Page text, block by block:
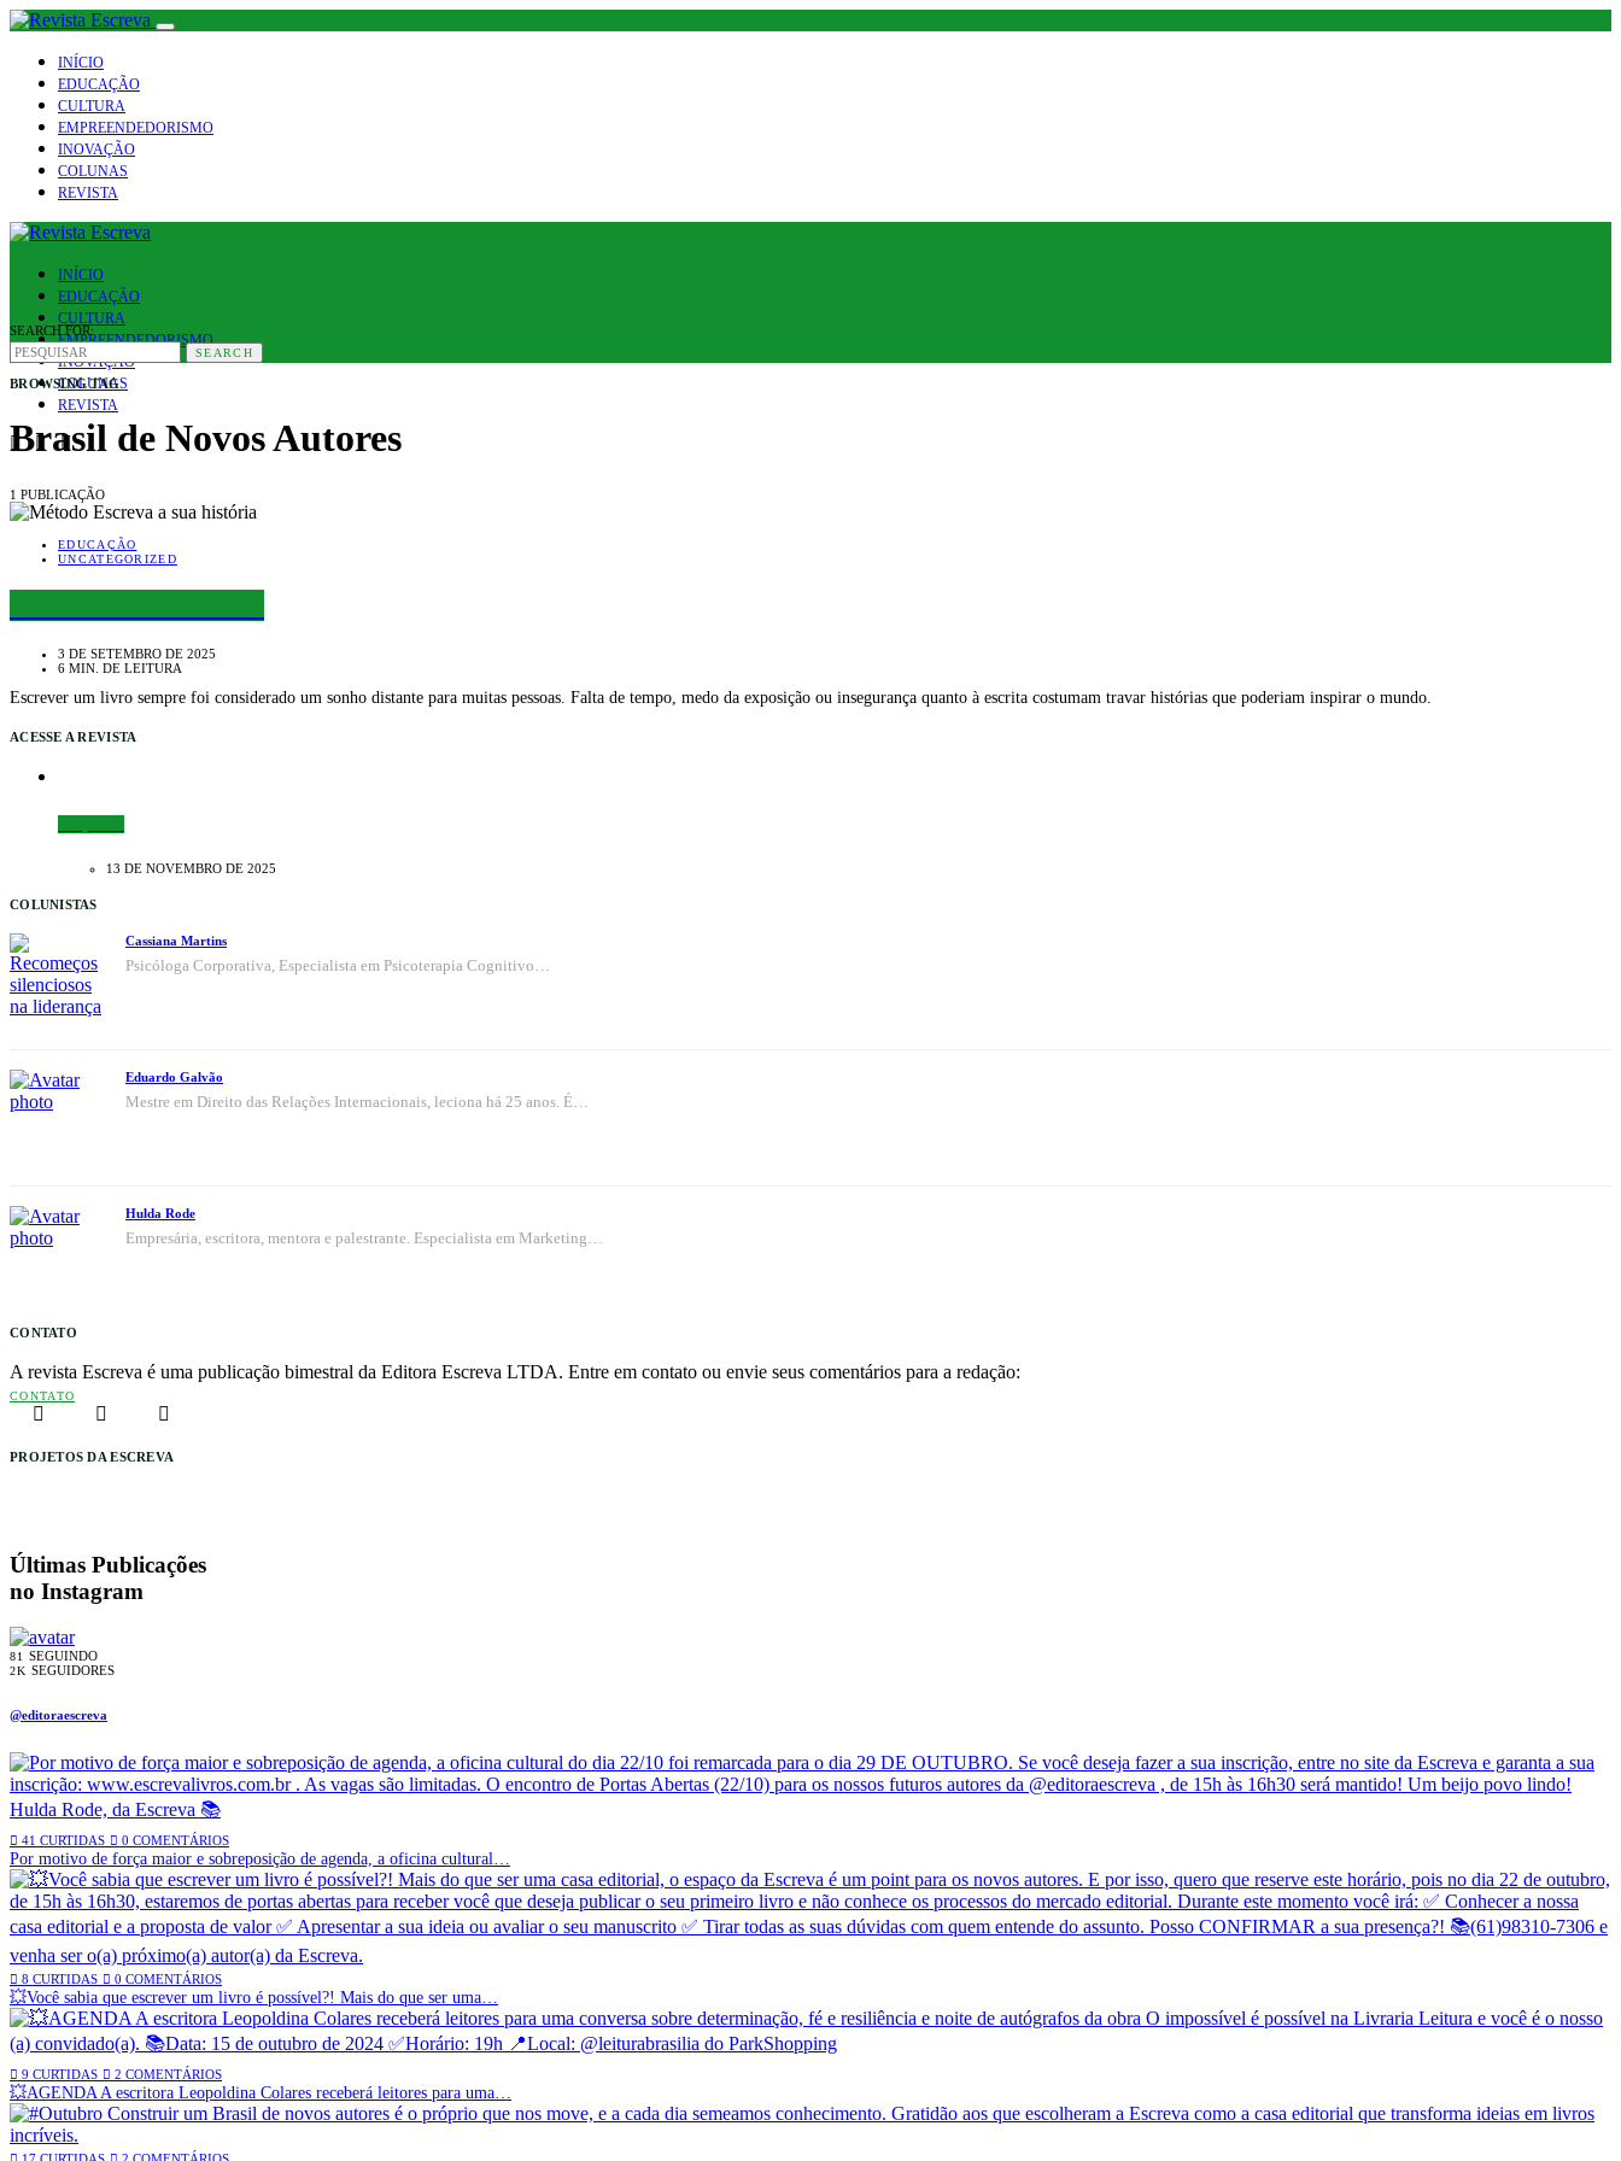
INÍCIO
EDUCAÇÃO
CULTURA
EMPREENDEDORISMO
INOVAÇÃO
COLUNAS
REVISTA
INÍCIO
EDUCAÇÃO
CULTURA
EMPREENDEDORISMO
INOVAÇÃO
COLUNAS
REVISTA
SEARCH FOR:
SEARCH
BROWSING TAG
Brasil de Novos Autores
1 PUBLICAÇÃO
EDUCAÇÃO
UNCATEGORIZED
3 DE SETEMBRO DE 2025
6 MIN. DE LEITURA
Escrever um livro sempre foi considerado um sonho distante para muitas pessoas. Falta de tempo, medo da exposição ou insegurança quanto à escrita costumam travar histórias que poderiam inspirar o mundo.
ACESSE A REVISTA
13 DE NOVEMBRO DE 2025
COLUNISTAS
Cassiana Martins
Psicóloga Corporativa, Especialista em Psicoterapia Cognitivo…
Eduardo Galvão
Mestre em Direito das Relações Internacionais, leciona há 25 anos. É…
Hulda Rode
Empresária, escritora, mentora e palestrante. Especialista em Marketing…
CONTATO
A revista Escreva é uma publicação bimestral da Editora Escreva LTDA. Entre em contato ou envie seus comentários para a redação:
CONTATO
PROJETOS DA ESCREVA
Últimas Publicações
no Instagram
81 SEGUINDO
2K SEGUIDORES
@editoraescreva
41 CURTIDAS 0 COMENTÁRIOS
Por motivo de força maior e sobreposição de agenda, a oficina cultural…
8 CURTIDAS 0 COMENTÁRIOS
💥Você sabia que escrever um livro é possível?! Mais do que ser uma…
9 CURTIDAS 2 COMENTÁRIOS
💥AGENDA A escritora Leopoldina Colares receberá leitores para uma…